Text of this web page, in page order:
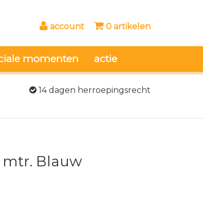
account 0 artikelen
momenten actie
14 dagen herroepingsrecht
Blauw